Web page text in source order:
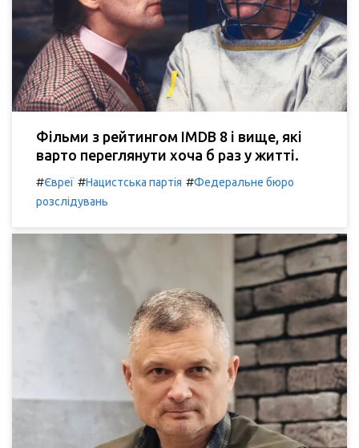
Фільми з рейтингом IMDB 8 і вище, які
варто переглянути хоча б раз у житті.
#Євреї #Нацистська партія #Федеральне бюро
розслідувань